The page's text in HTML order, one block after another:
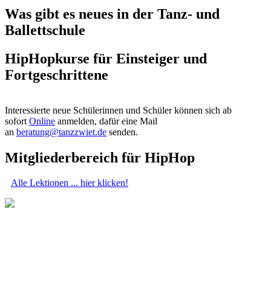
Was gibt es neues in der Tanz- und
Ballettschule
HipHopkurse für Einsteiger und
Fortgeschrittene
Interessierte neue Schülerinnen und Schüler können sich ab
sofort Online anmelden, dafür eine Mail
an beratung@tanzzwiet.de senden.
Mitgliederbereich für HipHop
Alle Lektionen ... hier klicken!